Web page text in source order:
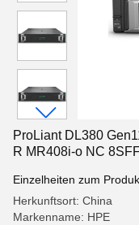
ProLiant DL380
R MR408i-o NC
Einzelheiten zum
Herkunftsort: China
Markenname: HPE